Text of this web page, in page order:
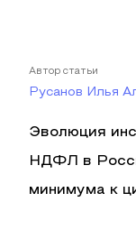
Автор статьи
Русанов Илья
Эволюция
НДФЛ в
минимума к